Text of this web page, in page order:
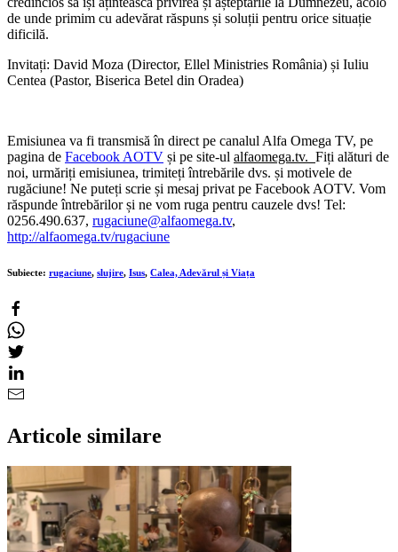
de unde primim cu adevărat răspuns și soluții pentru orice situație
dificilă.
Invitați: David Moza (Director, Ellel Ministries România) și Iuliu
Centea (Pastor, Biserica Betel din Oradea)
Emisiunea va fi transmisă în direct pe canalul Alfa Omega TV, pe
pagina de Facebook AOTV și pe site-ul alfaomega.tv. Fiți alături de
noi, urmăriți emisiunea, trimiteți întrebările dvs. și motivele de
rugăciune! Ne puteți scrie și mesaj privat pe Facebook AOTV. Vom
răspunde întrebărilor și ne vom ruga pentru cauzele dvs! Tel:
0256.490.637, rugaciune@alfaomega.tv,
http://alfaomega.tv/rugaciune
Subiecte: rugaciune, slujire, Isus, Calea, Adevărul și Viața
Articole similare